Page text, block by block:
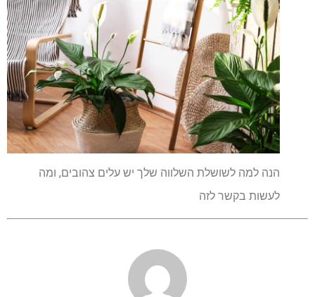
הנה למה לשושלת השלווה שלך יש עלים צהובים, ומה
לעשות בקשר לזה